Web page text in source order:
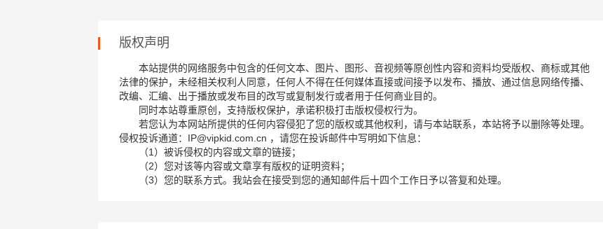
版权声明
本站提供的网络服务中包含的任何文本、图片、图形、音视频等原创性内容和资料均受版权、商标或其他
法律的保护，未经相关权利人同意，任何人不得在任何媒体直接或间接予以发布、播放、通过信息网络传播、
改编、汇编、出于播放或发布目的改写或复制发行或者用于任何商业目的。
同时本站尊重原创，支持版权保护，承诺积极打击版权侵权行为。
若您认为本网站所提供的任何内容侵犯了您的版权或其他权利，请与本站联系，本站将予以删除等处理。
侵权投诉通道：IP@vipkid.com.cn ，请您在投诉邮件中写明如下信息：
（1）被诉侵权的内容或文章的链接；
（2）您对该等内容或文章享有版权的证明资料；
（3）您的联系方式。我站会在接受到您的通知邮件后十四个工作日予以答复和处理。